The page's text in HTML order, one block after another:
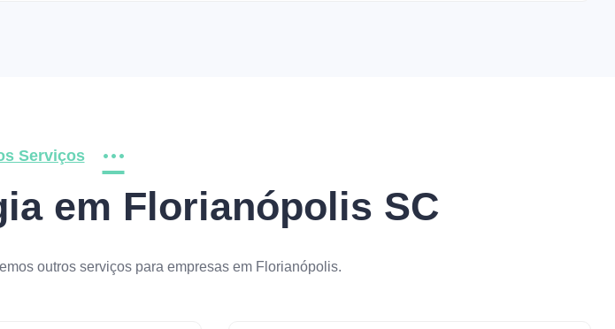
Serviços
em Florianópolis SC
outros serviços para empresas em Florianópolis.